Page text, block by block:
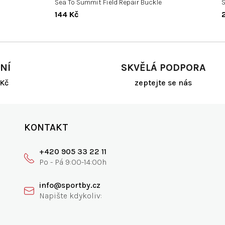
SKVĚLÁ PODPORA
zeptejte se nás
Sea To Summit Field Repair Buckle
144 Kč
KONTAKT
+420 905 33 22 11
info@sportby.cz